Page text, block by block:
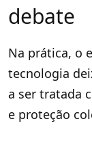
debate
Na prática, o
tecnologia
a ser tratada
e proteção